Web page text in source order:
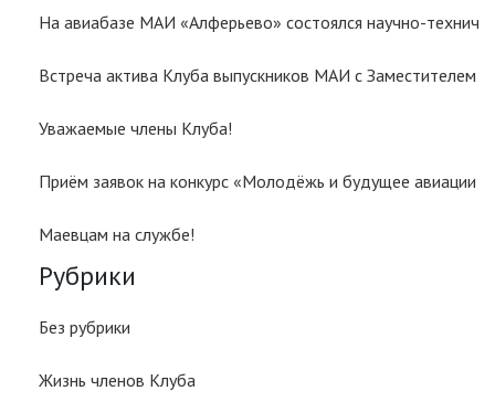
На авиабазе МАИ «Алферьево» состоялся научно-
Встреча актива Клуба выпускников МАИ с
Уважаемые члены Клуба!
Приём заявок на конкурс «Молодёжь и будущее авиации и
Маевцам на службе!
Рубрики
Без рубрики
Жизнь членов Клуба